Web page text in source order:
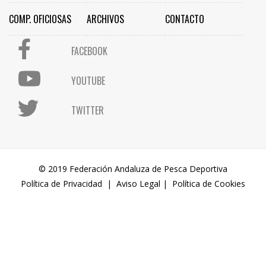
COMP. OFICIOSAS ARCHIVOS CONTACTO
FACEBOOK
YOUTUBE
TWITTER
© 2019 Federación Andaluza de Pesca Deportiva
Política de Privacidad
| Aviso Legal | Política de Cookies